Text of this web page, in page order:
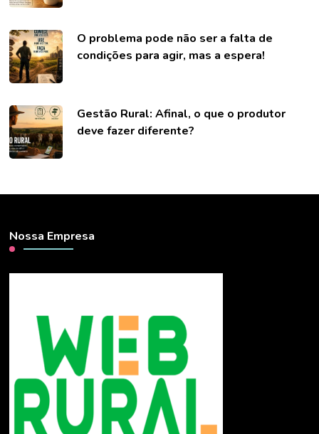
O problema pode não ser a falta de
condições para agir, mas a espera!
Gestão Rural: Afinal, o que o produtor
deve fazer diferente?
Nossa Empresa